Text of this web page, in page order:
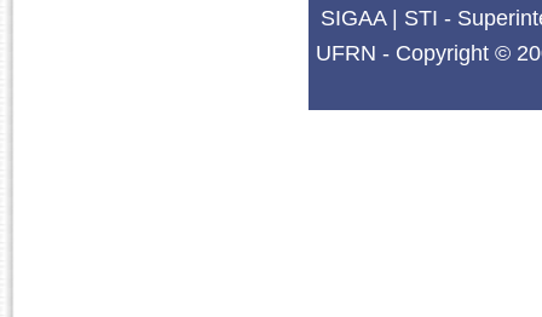
SIGAA | STI -
UFRN - Copyright ©